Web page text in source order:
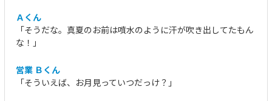
Ａくん
「そうだな。真夏のお前は噴水のように汗が吹き出してたもん
な！」
営業 Ｂくん
「そういえば、お月見っていつだっけ？」